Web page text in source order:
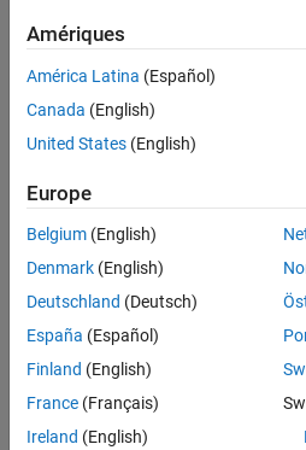
Actuellement,
aucune
offre
d'emploi
correspondant
à vos
critères
de
recherche.
Vous
pouvez
élargir
votre
recherche
Amériques
América Latina (Español)
Canada (English)
United States (English)
Europe
Belgium (English)
Denmark (English)
Deutschland (Deutsch)
España (Español)
Finland (English)
France (Français)
Ireland (English)